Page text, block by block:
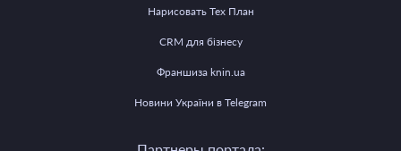
Нарисовать Тех План
CRM для бізнесу
Франшиза knin.ua
Новини України в Telegram